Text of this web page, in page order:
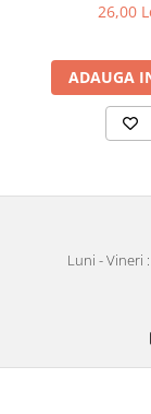
26,00
ADAUGA
Luni - Vineri